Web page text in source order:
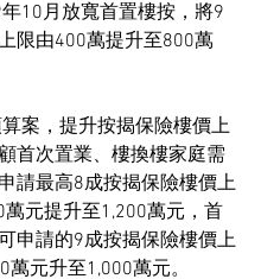
10月放寬首置樓按，將9
限由400萬提升至800萬
案，提升按揭保險樓價上
首次置業、樓換樓家庭需
請最高8成按揭保險樓價上
萬元提升至1,200萬元，首
申請的9成按揭保險樓價上
萬元升至1,000萬元。